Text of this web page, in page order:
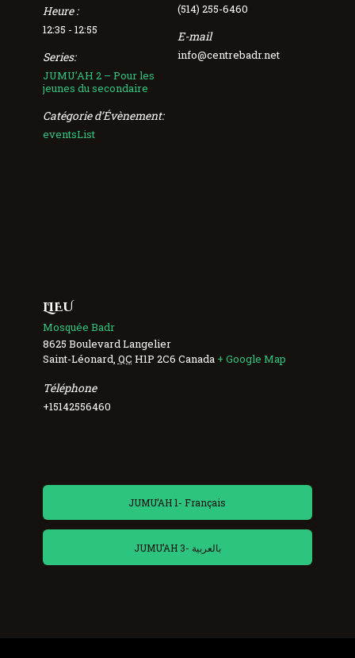
Heure :
12:35 - 12:55
Series:
JUMU’AH 2 – Pour les
jeunes du secondaire
Catégorie d’Évènement:
eventsList
(514) 255-6460
E-mail
info@centrebadr.net
LIEU
Mosquée Badr
8625 Boulevard Langelier
Saint-Léonard QC H1P 2C6 Canada + Google Map
Téléphone
+15142556460
JUMU’AH 1- Français
JUMU’AH 3- بالعربية